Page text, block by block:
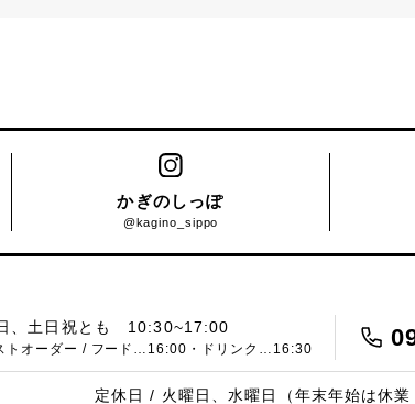
かぎのしっぽ
@kagino_sippo
、土日祝とも 10:30~17:00
トオーダー / フード…16:00・ドリンク…16:30
定休日 / 火曜日、水曜日（年末年始は休業